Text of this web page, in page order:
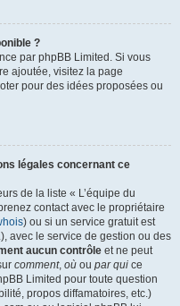
?
par phpBB Limited. Si vous
ajoutée, visitez la page
pour des idées proposées ou
légales concernant ce
de la liste « L’équipe du
contact avec le propriétaire
) ou si un service gratuit est
avec le service de gestion ou des
aucun contrôle et ne peut
comment, où ou par qui ce
Limited pour toute question
propos diffamatoires, etc.)